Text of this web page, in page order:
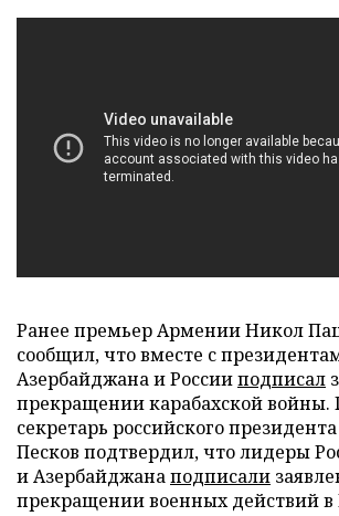
Ранее премьер Армении Никол
сообщил, что вместе с
Азербайджана и Россииподписал
прекращении карабахской войны.
секретарь российского
Песков подтвердил, что лидеры
и Азербайджанаподписали
прекращении военных действий в